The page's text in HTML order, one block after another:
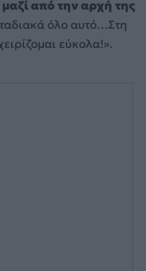
μαζί από την αρχή της
όλο αυτό…Στη
εύκολα!».